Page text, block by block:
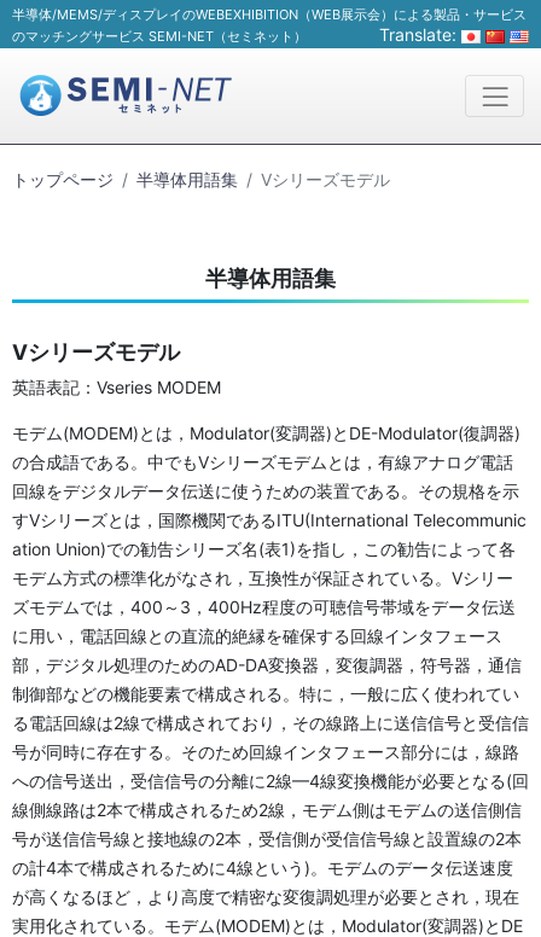
半導体/MEMS/ディスプレイのWEBEXHIBITION（WEB展示会）による製品・サービス
のマッチングサービス SEMI-NET（セミネット）
Translate:
トップページ 半導体用語集 Vシリーズモデル
半導体用語集
Vシリーズモデル
英語表記：Vseries MODEM
モデム(MODEM)とは，Modulator(変調器)とDE-Modulator(復調器)
の合成語である。中でもVシリーズモデムとは，有線アナログ電話
回線をデジタルデータ伝送に使うための装置である。その規格を示
すVシリーズとは，国際機関であるITU(International Telecommunic
ation Union)での勧告シリーズ名(表1)を指し，この勧告によって各
モデム方式の標準化がなされ，互換性が保証されている。Vシリー
ズモデムでは，400～3，400Hz程度の可聴信号帯域をデータ伝送
に用い，電話回線との直流的絶縁を確保する回線インタフェース
部，デジタル処理のためのAD-DA変換器，変復調器，符号器，通信
制御部などの機能要素で構成される。特に，一般に広く使われてい
る電話回線は2線で構成されており，その線路上に送信信号と受信信
号が同時に存在する。そのため回線インタフェース部分には，線路
への信号送出，受信信号の分離に2線—4線変換機能が必要となる(回
線側線路は2本で構成されるため2線，モデム側はモデムの送信側信
号が送信信号線と接地線の2本，受信側が受信信号線と設置線の2本
の計4本で構成されるために4線という)。モデムのデータ伝送速度
が高くなるほど，より高度で精密な変復調処理が必要とされ，現在
実用化されている。モデム(MODEM)とは，Modulator(変調器)とDE